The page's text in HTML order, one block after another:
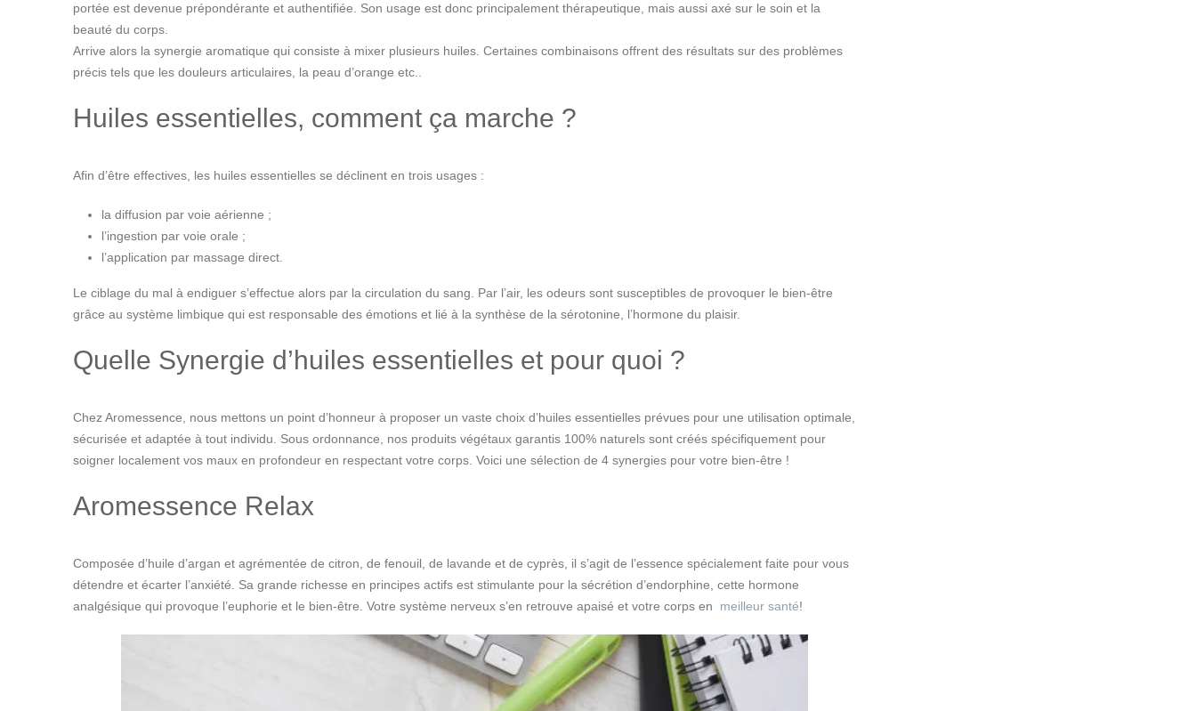
portée est devenue prépondérante et authentifiée. Son usage est donc principalement thérapeutique, mais aussi axé sur le soin et la
beauté du corps.
Arrive alors la synergie aromatique qui consiste à mixer plusieurs huiles. Certaines combinaisons offrent des résultats sur des problèmes
précis tels que les douleurs articulaires, la peau d’orange etc..
Huiles essentielles, comment ça marche ?
Afin d’être effectives, les huiles essentielles se déclinent en trois usages :
la diffusion par voie aérienne ;
l’ingestion par voie orale ;
l’application par massage direct.
Le ciblage du mal à endiguer s’effectue alors par la circulation du sang. Par l’air, les odeurs sont susceptibles de provoquer le bien-être
grâce au système limbique qui est responsable des émotions et lié à la synthèse de la sérotonine, l’hormone du plaisir.
Quelle Synergie d’huiles essentielles et pour quoi ?
Chez Aromessence, nous mettons un point d’honneur à proposer un vaste choix d’huiles essentielles prévues pour une utilisation optimale,
sécurisée et adaptée à tout individu. Sous ordonnance, nos produits végétaux garantis 100% naturels sont créés spécifiquement pour
soigner localement vos maux en profondeur en respectant votre corps. Voici une sélection de 4 synergies pour votre bien-être !
Aromessence Relax
Composée d’huile d’argan et agrémentée de citron, de fenouil, de lavande et de cyprès, il s’agit de l’essence spécialement faite pour vous
détendre et écarter l’anxiété. Sa grande richesse en principes actifs est stimulante pour la sécrétion d’endorphine, cette hormone
analgésique qui provoque l’euphorie et le bien-être. Votre système nerveux s’en retrouve apaisé et votre corps en meilleur santé!